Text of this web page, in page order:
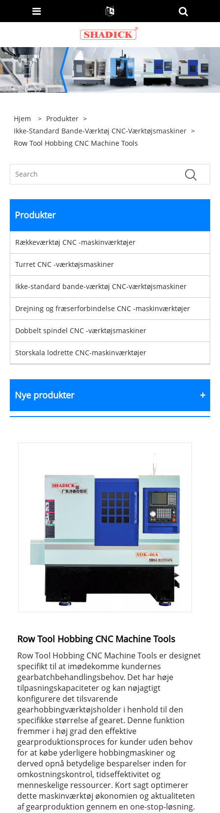
Hjem > Produkter >
Ikke-Standard Bande-Værktøj CNC-Værktøjsmaskiner >
Row Tool Hobbing CNC Machine Tools
Produkter
Rækkeværktøj CNC -maskinværktøjer
Turret CNC -værktøjsmaskiner
Ikke-standard bande-værktøj CNC-værktøjsmaskiner
Drejning og fræserforbindelse CNC -maskinværktøjer
Dobbelt spindel CNC -værktøjsmaskiner
Storskala lodrette CNC-maskinværktøjer
Nye produkter
Row Tool Hobbing CNC Machine Tools
Row Tool Hobbing CNC Machine Tools er designet
specifikt til at imødekomme kundernes
gearbatchbehandlingsbehov. Det har høje
tilpasningskapaciteter og kan nøjagtigt
konfigurere det tilsvarende
gearhobbingværktøjsholder i henhold til den
specifikke størrelse af gearet. Denne funktion
fremmer i høj grad den effektive
gearproduktionsproces for kunder uden behov
for at købe yderligere hobbingmaskiner og
derved opnå betydelige besparelser inden for
omkostningskontrol, tidseffektivitet og
menneskelige ressourcer. Kort sagt optimerer
dette maskinværktøj økonomien og aktualiteten
af ​​gearproduktion gennem en one-stop-løsning.